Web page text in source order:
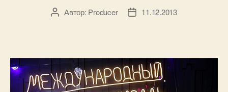
АвторАвтор: Producer
Дата11.12.2013